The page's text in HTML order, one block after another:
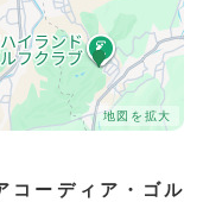
地図を拡大
コーディア・ゴル